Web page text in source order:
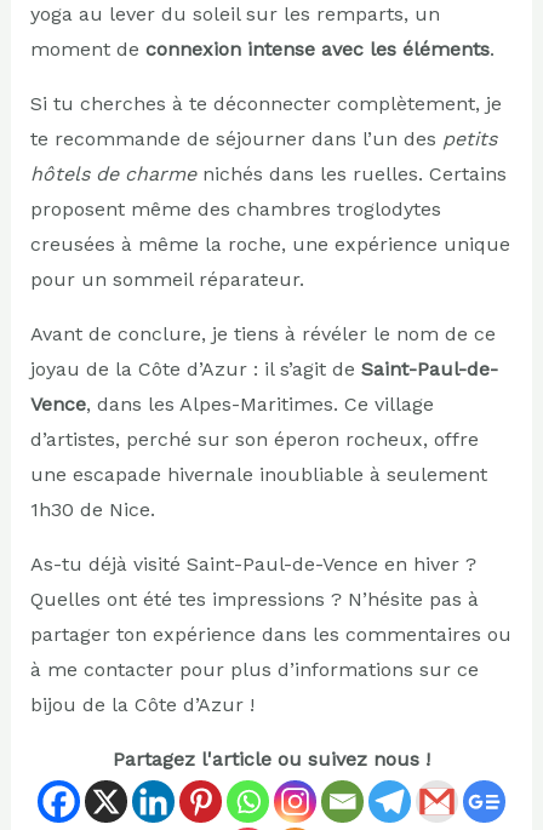
yoga au lever du soleil sur les remparts, un
moment de connexion intense avec les éléments.
Si tu cherches à te déconnecter complètement, je
te recommande de séjourner dans l’un des petits
hôtels de charmenichés dans les ruelles. Certains
proposent même des chambres troglodytes
creusées à même la roche, une expérience unique
pour un sommeil réparateur.
Avant de conclure, je tiens à révéler le nom de ce
joyau de la Côte d’Azur : il s’agit de Saint-Paul-de-
Vence, dans les Alpes-Maritimes. Ce village
d’artistes, perché sur son éperon rocheux, offre
une escapade hivernale inoubliable à seulement
1h30 de Nice.
As-tu déjà visité Saint-Paul-de-Vence en hiver ?
Quelles ont été tes impressions ? N’hésite pas à
partager ton expérience dans les commentaires ou
à me contacter pour plus d’informations sur ce
bijou de la Côte d’Azur !
Partagez l'article ou suivez nous !